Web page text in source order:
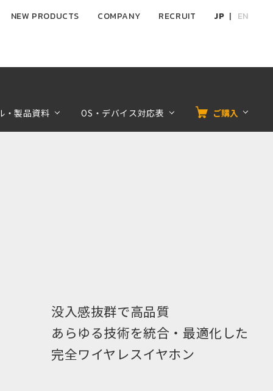
NEW PRODUCTS COMPANY RECRUIT JP EN
・製品資料 OS・デバイス対応表 ご購入
没入感抜群で高品質
あらゆる技術を統合・最適化した
完全ワイヤレスイヤホン